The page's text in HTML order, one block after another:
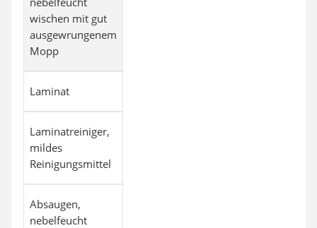
wischen mit gut
ausgewrungenem
Mopp
Laminat
Laminatreiniger,
mildes
Reinigungsmittel
Absaugen,
nebelfeucht